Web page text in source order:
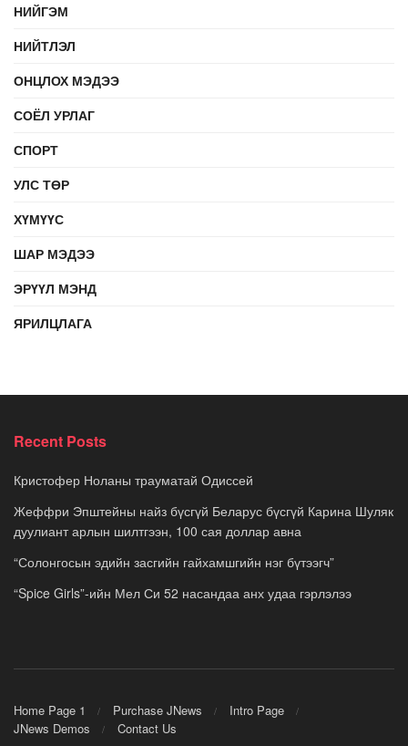
НИЙГЭМ
НИЙТЛЭЛ
ОНЦЛОХ МЭДЭЭ
СОЁЛ УРЛАГ
СПОРТ
УЛС ТӨР
ХҮМҮҮС
ШАР МЭДЭЭ
ЭРҮҮЛ МЭНД
ЯРИЛЦЛАГА
Recent Posts
Кристофер Ноланы трауматай Одиссей
Жеффри Эпштейны найз бүсгүй Беларус бүсгүй Карина Шуляк
дуулиант арлын шилтгээн, 100 сая доллар авна
“Солонгосын эдийн засгийн гайхамшгийн нэг бүтээгч”
“Spice Girls”-ийн Мел Си 52 насандаа анх удаа гэрлэлээ
Home Page 1 Purchase JNews
Intro Page
JNews Demos
Contact Us